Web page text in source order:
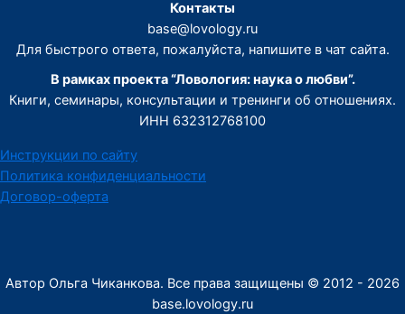
Контакты
base@lovology.ru
Для быстрого ответа, пожалуйста, напишите в чат сайта.
В рамках проекта “Ловология: наука о любви”.
Книги, семинары, консультации и тренинги об отношениях.
ИНН 632312768100
Инструкции по сайту
Политика конфиденциальности
Договор-оферта
Автор Ольга Чиканкова. Все права защищены © 2012 - 2026
base.lovology.ru